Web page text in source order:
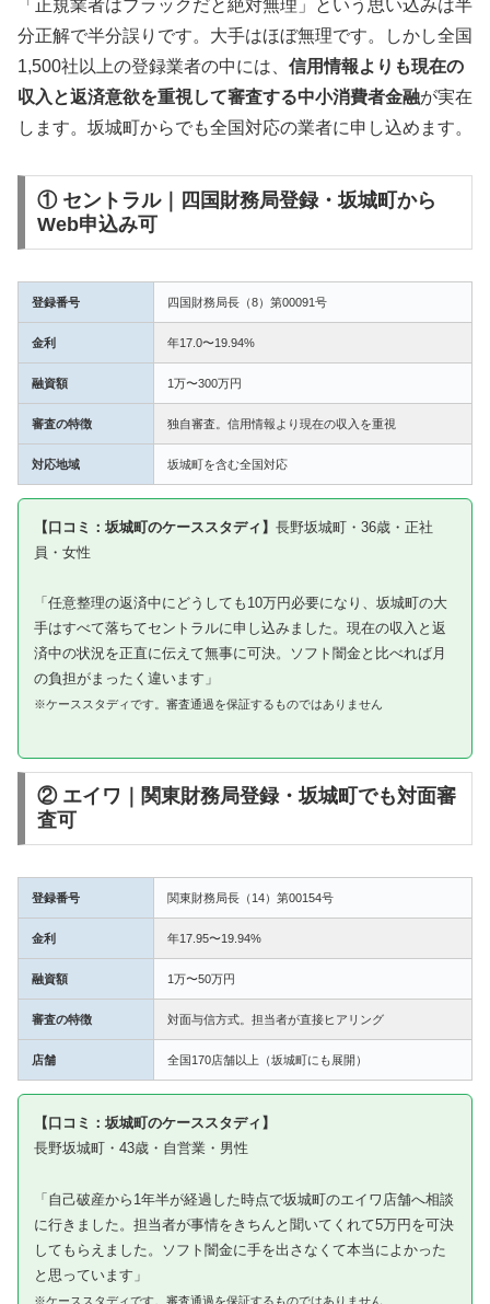
「正規業者はブラックだと絶対無理」という思い込みは半
分正解で半分誤りです。大手はほぼ無理です。しかし全国
1,500社以上の登録業者の中には、 信用情報よりも現在の
収入と返済意欲を重視して審査する中小消費者金融が実在
します。坂城町からでも全国対応の業者に申し込めます。
① セントラル｜四国財務局登録・坂城町から
Web申込み可
登録番号 四国財務局長（8）第00091号
金利 年17.0〜19.94%
融資額 1万〜300万円
審査の特徴 独自審査。信用情報より現在の収入を重視
対応地域 坂城町を含む全国対応
【口コミ：坂城町のケーススタディ】 長野坂城町・36歳・正社
員・女性
「任意整理の返済中にどうしても10万円必要になり、坂城町の大
手はすべて落ちてセントラルに申し込みました。現在の収入と返
済中の状況を正直に伝えて無事に可決。ソフト闇金と比べれば月
の負担がまったく違います」
※ケーススタディです。審査通過を保証するものではありません
② エイワ｜関東財務局登録・坂城町でも対面審
査可
登録番号 関東財務局長（14）第00154号
金利 年17.95〜19.94%
融資額 1万〜50万円
審査の特徴 対面与信方式。担当者が直接ヒアリング
店舗 全国170店舗以上（坂城町にも展開）
【口コミ：坂城町のケーススタディ】
長野坂城町・43歳・自営業・男性
「自己破産から1年半が経過した時点で坂城町のエイワ店舗へ相談
に行きました。担当者が事情をきちんと聞いてくれて5万円を可決
してもらえました。ソフト闇金に手を出さなくて本当によかった
と思っています」
※ケーススタディです。審査通過を保証するものではありません